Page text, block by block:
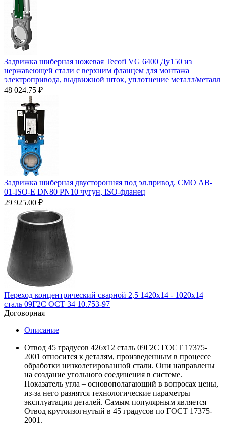
Задвижка шиберная ножевая Tecofi VG 6400 Ду150 из
нержавеющей стали с верхним фланцем для монтажа
электропривода, выдвижной шток, уплотнение металл/металл
48 024.75 ₽
Задвижка шиберная двусторонняя под эл.привод. СМО AB-
01-ISO-E DN80 PN10 чугун, ISO-фланец
29 925.00 ₽
Переход концентрический сварной 2,5 1420х14 - 1020х14
сталь 09Г2С ОСТ 34 10.753-97
Договорная
Описание
Отвод 45 градусов 426х12 сталь 09Г2С ГОСТ 17375-
2001 относится к деталям, произведенным в процессе
обработки низколегированной стали. Они направлены
на создание угольного соединения в системе.
Показатель угла – основополагающий в вопросах цены,
из-за него разнятся технологические параметры
эксплуатации деталей. Самым популярным является
Отвод крутоизогнутый в 45 градусов по ГОСТ 17375-
2001.